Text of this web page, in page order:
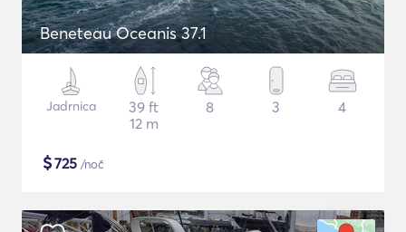
Beneteau Oceanis 37.1
Jadrnica
39 ft
12 m
8 3 4
$725 /noč